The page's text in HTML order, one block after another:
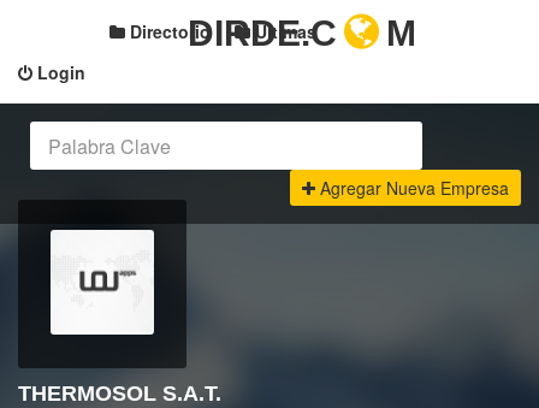
Login
Directorio Últimas
DIRDE.C M
Agregar Nueva Empresa
THERMOSOL S.A.T.